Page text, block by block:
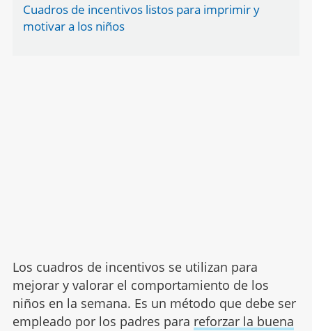
Cuadros de incentivos listos para imprimir y
motivar a los niños
Los cuadros de incentivos se utilizan para
mejorar y valorar el comportamiento de los
niños en la semana. Es un método que debe ser
empleado por los padres para reforzar la buena